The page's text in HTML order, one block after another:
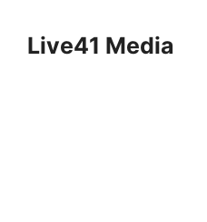
contentLive41 Media